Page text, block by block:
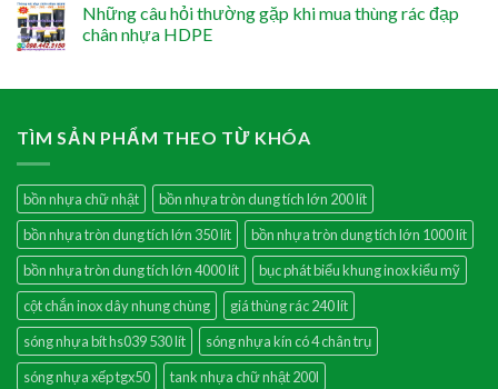
Những câu hỏi thường gặp khi mua thùng rác đạp
chân nhựa HDPE
TÌM SẢN PHẨM THEO TỪ KHÓA
bồn nhựa chữ nhật
bồn nhựa tròn dung tích lớn 200 lít
bồn nhựa tròn dung tích lớn 350 lít
bồn nhựa tròn dung tích lớn 1000 lít
bồn nhựa tròn dung tích lớn 4000 lít
bục phát biểu khung inox kiểu mỹ
cột chắn inox dây nhung chùng
giá thùng rác 240 lít
sóng nhựa bít hs039 530 lít
sóng nhựa kín có 4 chân trụ
sóng nhựa xếp tgx50
tank nhựa chữ nhật 200l